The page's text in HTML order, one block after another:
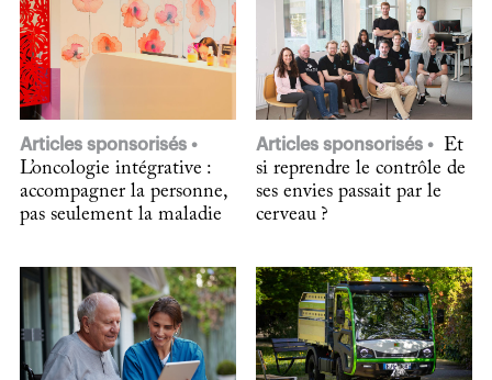
Articles sponsorisés
L’oncologie intégrative :
accompagner la personne,
pas seulement la maladie
Articles sponsorisés
Et
si reprendre le contrôle de
ses envies passait par le
cerveau ?